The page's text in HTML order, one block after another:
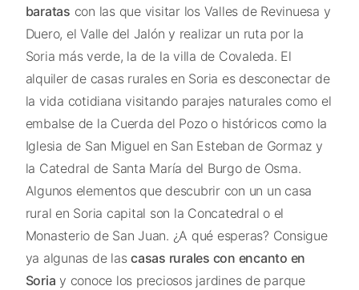
baratas con las que visitar los Valles de Revinuesa y
Duero, el Valle del Jalón y realizar un ruta por la
Soria más verde, la de la villa de Covaleda. El
alquiler de casas rurales en Soria es desconectar de
la vida cotidiana visitando parajes naturales como el
embalse de la Cuerda del Pozo o históricos como la
Iglesia de San Miguel en San Esteban de Gormaz y
la Catedral de Santa María del Burgo de Osma.
Algunos elementos que descubrir con un un casa
rural en Soria capital son la Concatedral o el
Monasterio de San Juan. ¿A qué esperas? Consigue
ya algunas de las casas rurales con encanto en
Soria y conoce los preciosos jardines de parque